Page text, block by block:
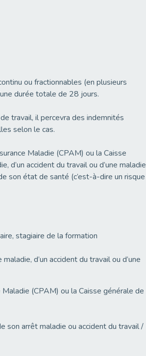
ou fractionnables (en plusieurs
durée totale de 28 jours.
travail, il percevra des indemnités
selon le cas.
Maladie (CPAM) ou la Caisse
d’un accident du travail ou d’une maladie
son état de santé (c’est-à-dire un risque
stagiaire de la formation
d’un accident du travail ou d’une
Maladie (CPAM) ou la Caisse générale de
son arrêt maladie ou accident du travail /